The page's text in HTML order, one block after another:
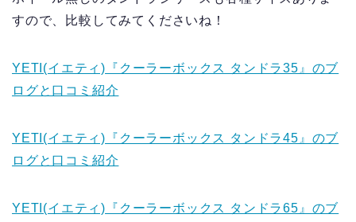
すので、比較してみてくださいね！
YETI(イエティ)『クーラーボックス タンドラ35』のブ
ログと口コミ紹介
YETI(イエティ)『クーラーボックス タンドラ45』のブ
ログと口コミ紹介
YETI(イエティ)『クーラーボックス タンドラ65』のブ